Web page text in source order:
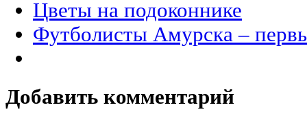
Цветы на подоконнике
Футболисты Амурска –
Добавить комментарий